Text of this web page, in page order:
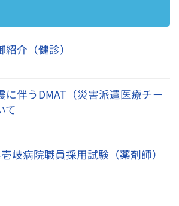
介（健診）
に伴うDMAT（災害派遣医療チー
て
岐病院職員採用試験（薬剤師）